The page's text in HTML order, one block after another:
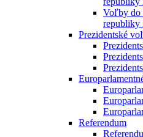
Voľby do
republiky
Prezidentské
Referendum